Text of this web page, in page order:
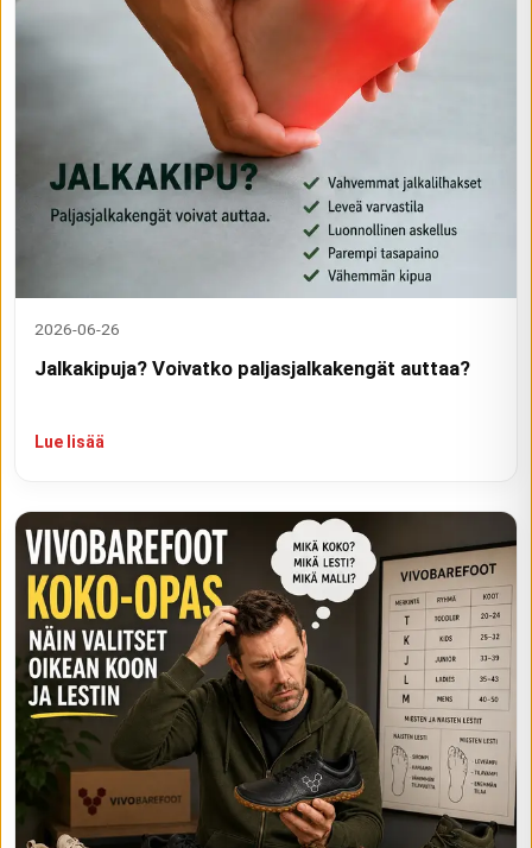
2026-06-26
Jalkakipuja? Voivatko paljasjalkakengät auttaa?
Lue lisää